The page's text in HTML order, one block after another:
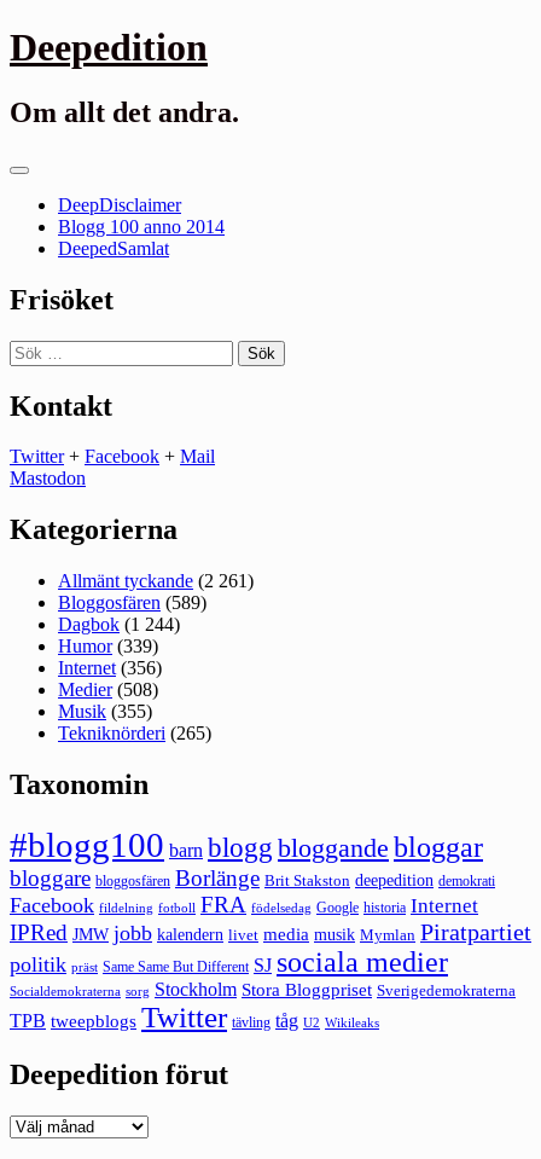
Gå
till
Deepedition
Om allt det andra.
Primär
DeepDisclaimer
Blogg 100 anno 2014
DeepedSamlat
Frisöket
Sök
efter:
Kontakt
Twitter+ Facebook + Mail
Mastodon
Kategorierna
Allmänt tyckande (2 261)
Bloggosfären (589)
Dagbok (1 244)
Humor(339)
Internet (356)
Medier(508)
Musik (355)
Tekniknörderi (265)
Taxonomin
#blogg100 barn blogg bloggande bloggar
bloggare bloggosfären Borlänge Brit Stakston deepedition demokrati
Facebook fildelning fotboll FRA födelsedag Google historia Internet
IPRed JMW jobb kalendern livet media musik Mymlan Piratpartiet
politik präst Same Same But Different SJ sociala medier
Socialdemokraterna sorg Stockholm Stora Bloggpriset Sverigedemokraterna
TPB tweepblogs Twitter tävling tåg U2 Wikileaks
Deepedition förut
Deepedition